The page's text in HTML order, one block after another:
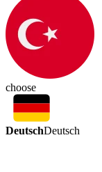
choose
DeutschDeutsch